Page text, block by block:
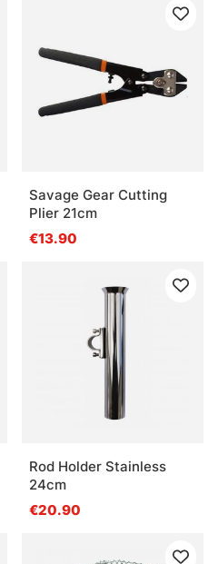
Savage Gear Cutting
Plier 21cm
€13.90
Rod Holder Stainless
24cm
€20.90